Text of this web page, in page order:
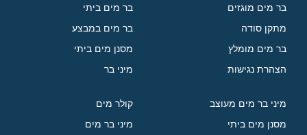
בר מים מוגזים
מתקן סודה
בר מים מומלץ
הצהרת נגישות
בר מים ביתי
בר מים במבצע
מסנן מים ביתי
מיני בר
מיני בר מים מעוצב
מסנן מים ביתי
קולר מים
מיני בר מים